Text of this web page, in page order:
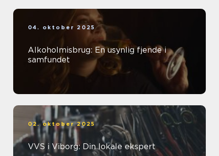
04. oktober 2025
Alkoholmisbrug: En usynlig fjende i
samfundet
02. oktober 2025
VVS i Viborg: Din lokale ekspert